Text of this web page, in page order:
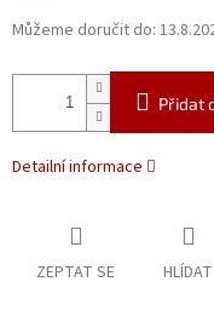
Můžeme doručit do:
Přidat
Detailní informace
ZEPTAT SE HLÍDAT